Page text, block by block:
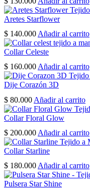
Aretes Starflower
$ 140.000 Añadir al carrito
Collar Celeste
$ 160.000Añadir al carrito
Dije Corazón 3D
$ 80.000 Añadir al carrito
Collar Floral Glow
$ 200.000 Añadir al carrito
Collar Starline
$ 180.000 Añadir al carrito
Pulsera Star Shine